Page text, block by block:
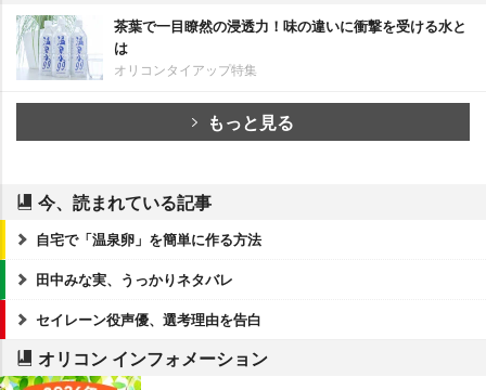
茶葉で一目瞭然の浸透力！味の違いに衝撃を受ける水と
は
オリコンタイアップ特集
もっと見る
今、読まれている記事
自宅で「温泉卵」を簡単に作る方法
田中みな実、うっかりネタバレ
セイレーン役声優、選考理由を告白
オリコン インフォメーション